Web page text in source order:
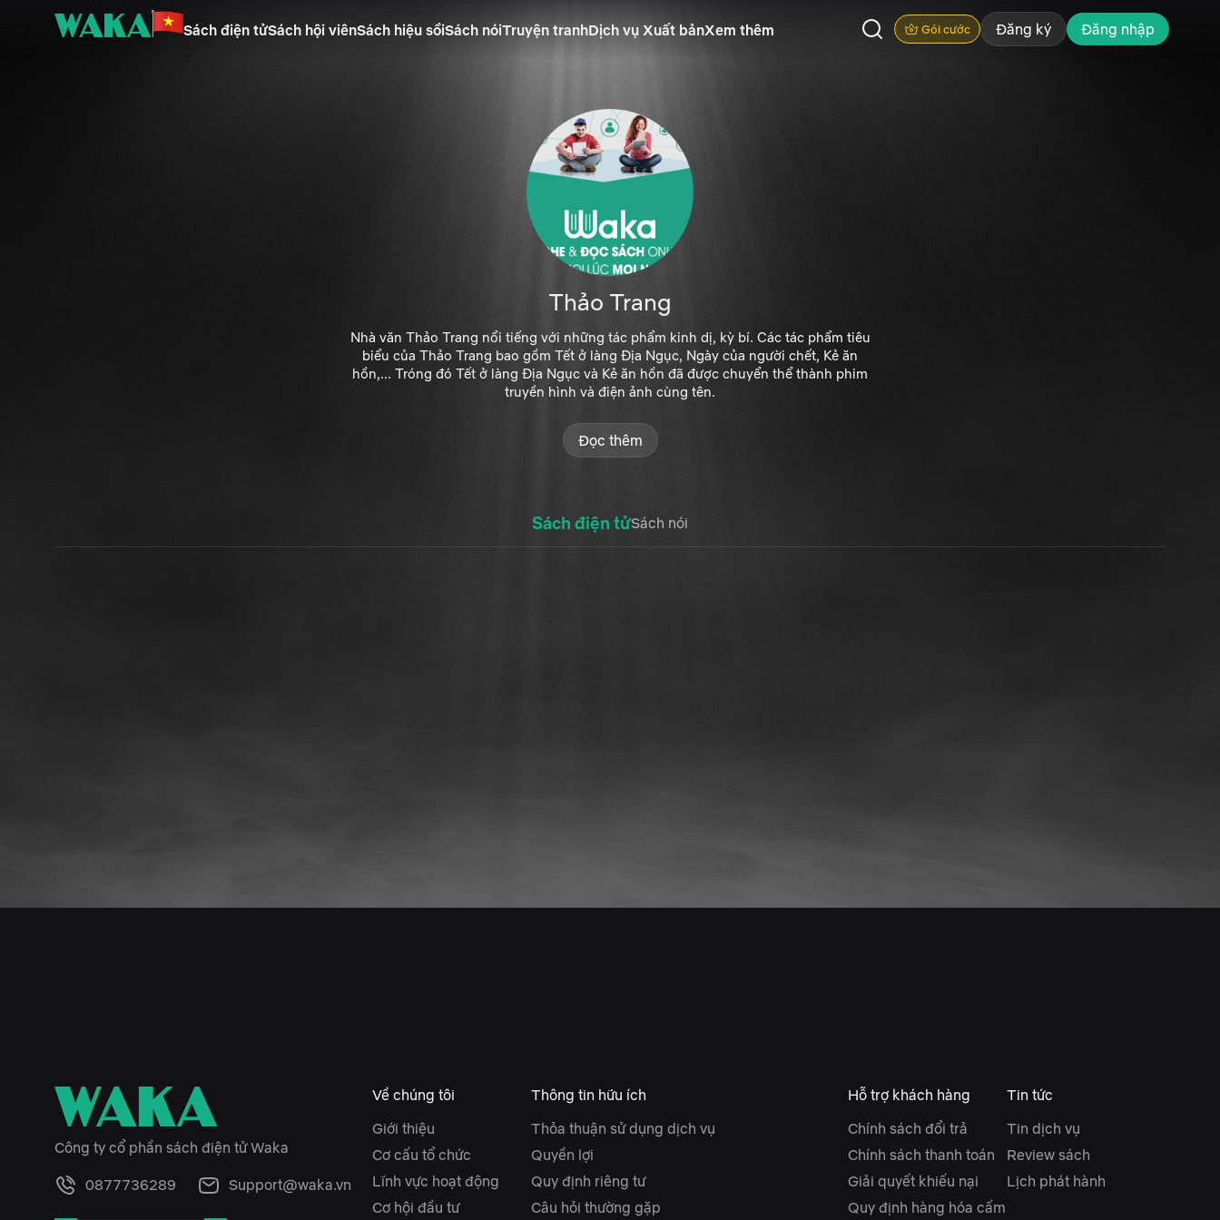
Sách điện tửSách hội viênSách hiệu sồiSách nóiTruyện tranhDịch vụ Xuất bảnXem thêm Gói cước Đăng ký Đăng nhập
Thảo Trang
Nhà văn Thảo Trang nổi tiếng với những tác phẩm kinh dị, kỳ bí. Các tác phẩm tiêu
biểu của Thảo Trang bao gồm Tết ở làng Địa Ngục, Ngày của người chết, Kẻ ăn
hồn,... Tróng đó Tết ở làng Địa Ngục và Kẻ ăn hồn đã được chuyển thể thành phim
truyền hình và điện ảnh cùng tên.
Đọc thêm
Sách điện tửSách nói
Công ty cổ phần sách điện tử Waka
0877736289 Support@waka.vn
Về chúng tôi
Giới thiệu
Cơ cấu tổ chức
Lĩnh vực hoạt động
Cơ hội đầu tư
Thông tin hữu ích
Thỏa thuận sử dụng dịch vụ
Quyền lợi
Quy định riêng tư
Câu hỏi thường gặp
Hỗ trợ khách hàng
Chính sách đổi trả
Chính sách thanh toán
Giải quyết khiếu nại
Quy định hàng hóa cấm
Tin tức
Tin dịch vụ
Review sách
Lịch phát hành